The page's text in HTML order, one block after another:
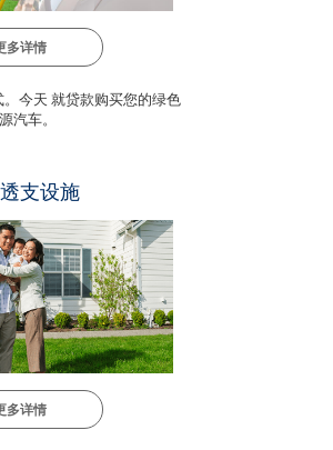
多详情
今天 就贷款购买您的绿色
汽车。
支设施
多详情